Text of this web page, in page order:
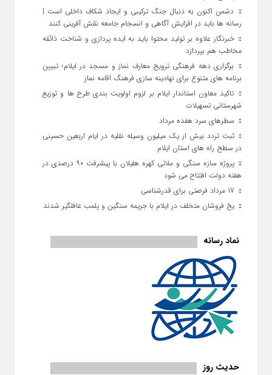
دشمن اکنون به دنبال جنگ ترکیبی و ایجاد شکاف داخلی است |
رسانه‌ ها باید در افزایش آگاهی و انسجام جامعه نقش‌ آفرینی کنند
خبرنگار علاوه بر تولید محتوا باید به ایده‌ پردازی و شناخت ذائقه
مخاطب هم بپردازد
برگزاری دهه فرهنگی ترویج معارف نماز و مسجد در ایلام؛ تبیین
برنامه‌ های متنوع برای نهادینه‌ سازی فرهنگ اقامه نماز
تاکید معاون استاندار ایلام بر لزوم اولویت‌ بندی طرح‌ ها و توزیع
شهرستانی تسهیلات
سطرهای سرد هفده مرداد
ثبت تردد بیش از یک میلیون وسیله نقلیه در ایام اربعین حسینی
در سطح راه‌ های استان ایلام
پروژه سازه سنگی و ملاتی کهره هلیلان با پیشرفت ۹۰ درصدی در
هفته دولت افتتاح می شود
یخ‌ فروشان متخلف در ایلام با جریمه سنگین و پلمب غافلگیر شدند
نماد رسانه
حدیث روز